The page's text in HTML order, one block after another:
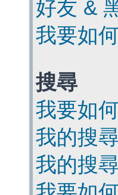
好友 &
我要如
搜尋
我要如
我的搜
我的搜